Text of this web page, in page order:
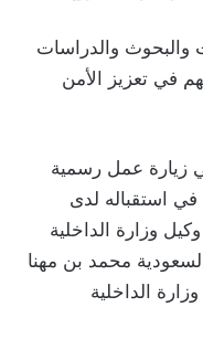
والبحوث والدراسات
في تعزيز الأمن
زيارة عمل رسمية
في استقباله لدى
وزارة الداخلية
محمد بن مهنا
الداخلية